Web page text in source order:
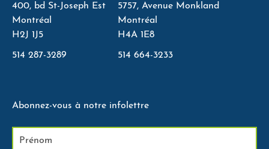
400, bd St-Joseph Est
Montréal
H2J 1J5
514 287-3289
5757, Avenue Monkland
Montréal
H4A 1E8
514 664-3233
Abonnez-vous à notre infolettre